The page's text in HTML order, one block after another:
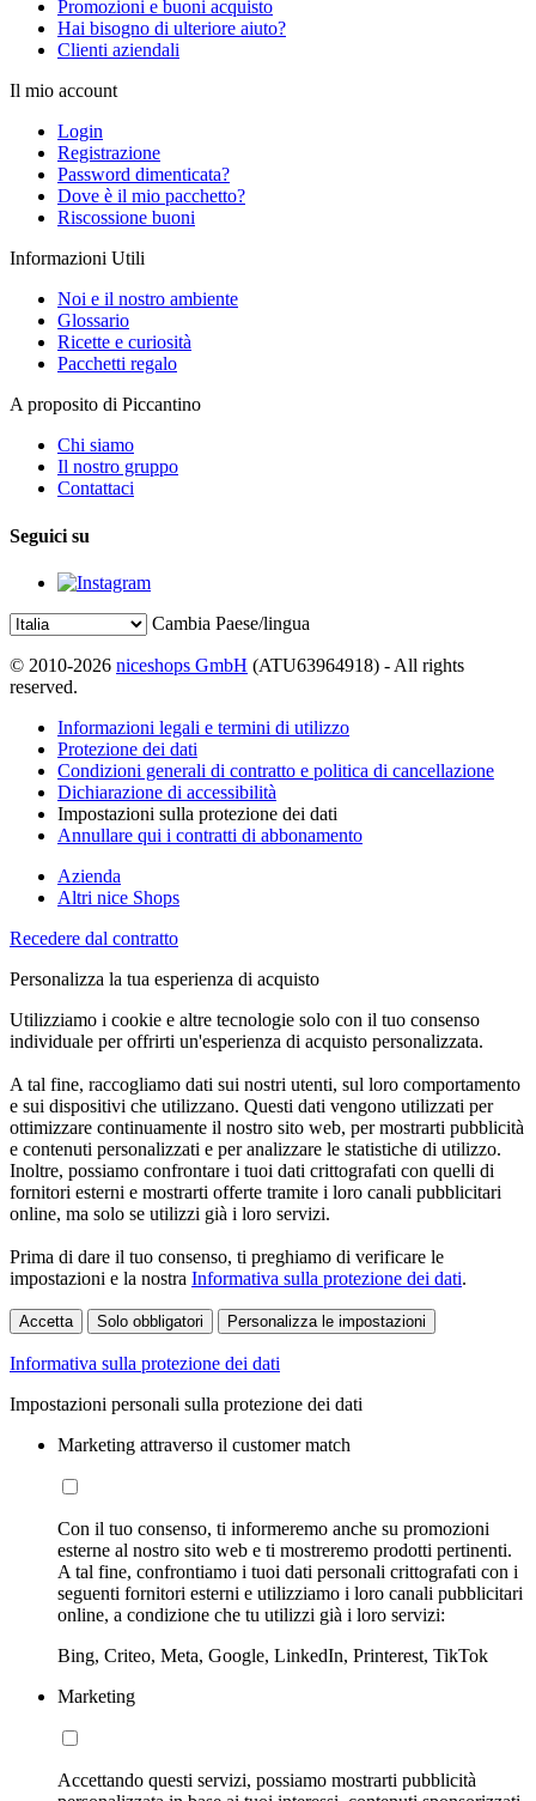
Promozioni e buoni acquisto
Hai bisogno di ulteriore aiuto?
Clienti aziendali
Il mio account
Login
Registrazione
Password dimenticata?
Dove è il mio pacchetto?
Riscossione buoni
Informazioni Utili
Noi e il nostro ambiente
Glossario
Ricette e curiosità
Pacchetti regalo
A proposito di Piccantino
Chi siamo
Il nostro gruppo
Contattaci
Seguici su
Cambia Paese/lingua
© 2010-2026 niceshops GmbH (ATU63964918) - All rights
reserved.
Informazioni legali e termini di utilizzo
Protezione dei dati
Condizioni generali di contratto e politica di cancellazione
Dichiarazione di accessibilità
Impostazioni sulla protezione dei dati
Annullare qui i contratti di abbonamento
Azienda
Altri nice Shops
Recedere dal contratto
Personalizza la tua esperienza di acquisto
Utilizziamo i cookie e altre tecnologie solo con il tuo consenso
individuale per offrirti un'esperienza di acquisto personalizzata.
A tal fine, raccogliamo dati sui nostri utenti, sul loro comportamento
e sui dispositivi che utilizzano. Questi dati vengono utilizzati per
ottimizzare continuamente il nostro sito web, per mostrarti pubblicità
e contenuti personalizzati e per analizzare le statistiche di utilizzo.
Inoltre, possiamo confrontare i tuoi dati crittografati con quelli di
fornitori esterni e mostrarti offerte tramite i loro canali pubblicitari
online, ma solo se utilizzi già i loro servizi.
Prima di dare il tuo consenso, ti preghiamo di verificare le
impostazioni e la nostra Informativa sulla protezione dei dati.
Accetta Solo obbligatori Personalizza le impostazioni
Informativa sulla protezione dei dati
Impostazioni personali sulla protezione dei dati
Marketing attraverso il customer match
Con il tuo consenso, ti informeremo anche su promozioni
esterne al nostro sito web e ti mostreremo prodotti pertinenti.
A tal fine, confrontiamo i tuoi dati personali crittografati con i
seguenti fornitori esterni e utilizziamo i loro canali pubblicitari
online, a condizione che tu utilizzi già i loro servizi:
Bing, Criteo, Meta, Google, LinkedIn, Printerest, TikTok
Marketing
Accettando questi servizi, possiamo mostrarti pubblicità